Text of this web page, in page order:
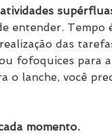
entender. Tempo
das
fofoquices para
o lanche, você
momento.